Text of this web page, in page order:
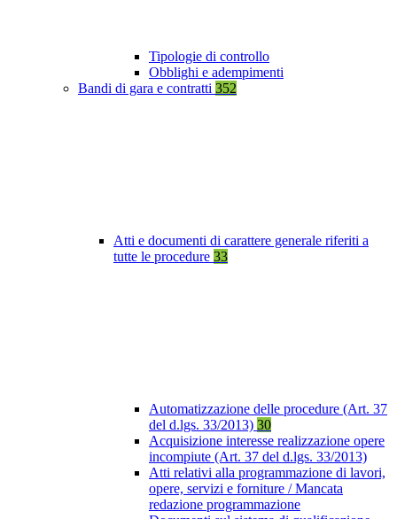
Tipologie di controllo
Obblighi e adempimenti
Bandi di gara e contratti 352
Atti e documenti di carattere generale riferiti a
tutte le procedure 33
Automatizzazione delle procedure (Art. 37
del d.lgs. 33/2013) 30
Acquisizione interesse realizzazione opere
incompiute (Art. 37 del d.lgs. 33/2013)
Atti relativi alla programmazione di lavori,
opere, servizi e forniture / Mancata
redazione programmazione